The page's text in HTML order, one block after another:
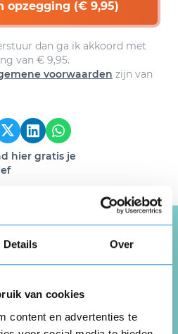
Details Over
van cookies
content en advertenties te
opzegging (€ 9,95)
dan ga ik akkoord met
van € 9,95.
voorwaarden zijn van
hier gratis je
over
de opzegdienst van